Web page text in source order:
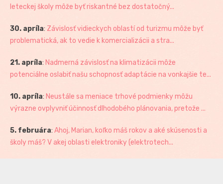
leteckej školy môže byť riskantné bez dostatočný...
30. apríla: Závislosť vidieckych oblastí od turizmu môže byť
problematická, ak to vedie k komercializácii a stra...
21. apríla: Nadmerná závislosť na klimatizácii môže
potenciálne oslabiť našu schopnosť adaptácie na vonkajšie te...
10. apríla: Neustále sa meniace trhové podmienky môžu
výrazne ovplyvniť účinnosť dlhodobého plánovania, pretože ...
5. februára: Ahoj, Marian, koľko máš rokov a aké skúsenosti a
školy máš? V akej oblasti elektroniky (elektrotech...